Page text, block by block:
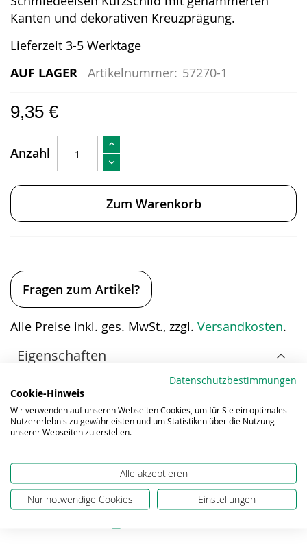
Kanten und dekorativen Kreuzprägung.
Lieferzeit 3-5 Werktage
AUF LAGER Artikelnummer: 57270-1
9,35 €
Anzahl
Zum Warenkorb
Fragen zum Artikel?
Alle Preise inkl. ges. MwSt., zzgl. Versandkosten.
Eigenschaften
Bei Fragen zum Produkt
helfen wir gerne weiter
Datenschutzbestimmungen
Cookie-Hinweis
Wir verwenden auf unseren Webseiten Cookies, um für Sie ein optimales
Nutzererlebnis zu gewährleisten und um Statistiken über die Nutzung
unserer Webseiten zu erstellen.
Alle akzeptieren
Nur notwendige Cookies Einstellungen